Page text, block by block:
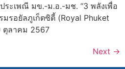
ระเพณี มข.-ม.อ.-มช. “3 พลังเพื่อ
รอยัลภูเก็ตซิตี้ (Royal Phuket
ตุลาคม 2567
Next →